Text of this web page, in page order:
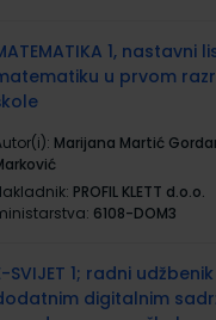
1, nastavni
u prvom
Marijana Martić
PROFIL KLETT d.o.o.
6108-DOM3
SVIJET 1; radni
digitalnim